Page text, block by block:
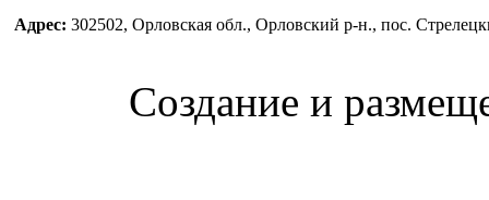
Адрес: 302502, Орловская обл., Орловский р-н., пос.
Создание и